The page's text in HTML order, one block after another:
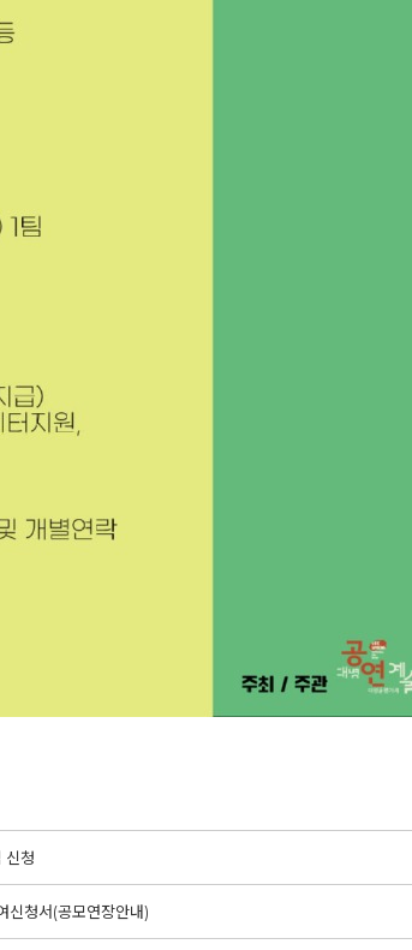
신청
신청서(공모연장안내)